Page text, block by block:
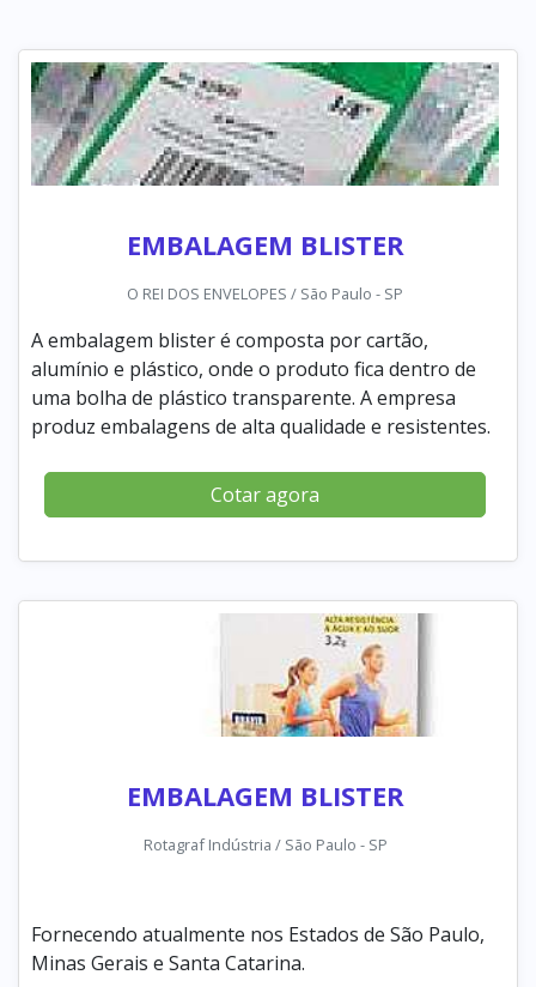
EMBALAGEM BLISTER
O REI DOS ENVELOPES / São Paulo - SP
A embalagem blister é composta por cartão,
alumínio e plástico, onde o produto fica dentro de
uma bolha de plástico transparente. A empresa
produz embalagens de alta qualidade e resistentes.
Cotar agora
EMBALAGEM BLISTER
Rotagraf Indústria / São Paulo - SP
Fornecendo atualmente nos Estados de São Paulo,
Minas Gerais e Santa Catarina.